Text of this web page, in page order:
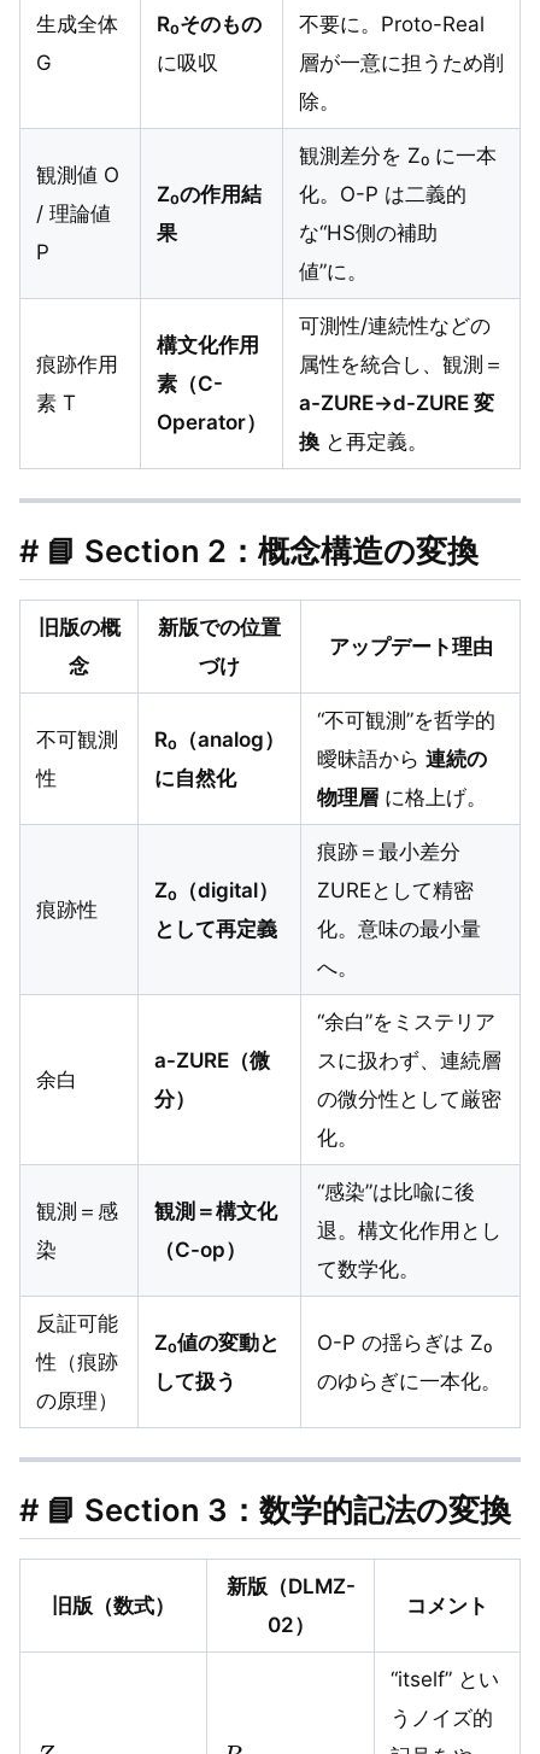
生成全体
G
R₀そのもの
に吸収
不要に。Proto-Real
層が一意に担うため削
除。
観測値 O
/ 理論値
P
Z₀の作用結
果
観測差分を Z₀ に一本
化。O-P は二義的
な“HS側の補助
値”に。
痕跡作用
素 T
構文化作用
素（C-
Operator）
可測性/連続性などの
属性を統合し、観測＝
a-ZURE→d-ZURE 変
換 と再定義。
# 📘 Section 2：概念構造の変換
旧版の概
念
新版での位置
づけ
アップデート理由
不可観測
性
R₀（analog）
に自然化
“不可観測”を哲学的
曖昧語から 連続の
物理層 に格上げ。
痕跡性
Z₀（digital）
として再定義
痕跡＝最小差分
ZUREとして精密
化。意味の最小量
へ。
余白
a-ZURE（微
分）
“余白”をミステリア
スに扱わず、連続層
の微分性として厳密
化。
観測＝感
染
観測＝構文化
（C-op）
“感染”は比喩に後
退。構文化作用とし
て数学化。
反証可能
性（痕跡
の原理）
Z₀値の変動と
して扱う
O-P の揺らぎは Z₀
のゆらぎに一本化。
# 📘 Section 3：数学的記法の変換
旧版（数式）
新版（DLMZ-
02）
コメント
Zitself R0
“itself” とい
うノイズ的